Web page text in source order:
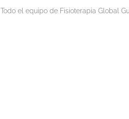
Todo el equipo de Fisioterapia Global